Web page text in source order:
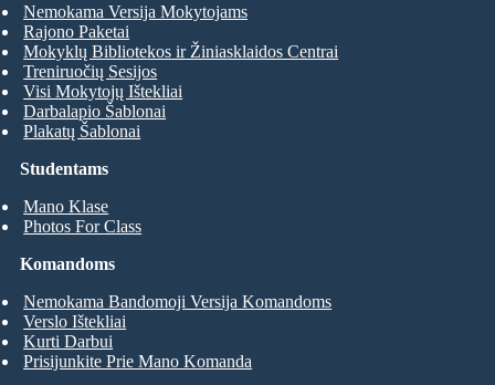
Studentams
Mano Klase
Photos For Class
Nemokama Versija Mokytojams
Rajono Paketai
Mokyklų Bibliotekos ir Žiniasklaidos Centrai
Treniruočių Sesijos
Visi Mokytojų Ištekliai
Darbalapio Šablonai
Plakatų Šablonai
Komandoms
Nemokama Bandomoji Versija Komandoms
Verslo Ištekliai
Kurti Darbui
Prisijunkite Prie Mano Komanda